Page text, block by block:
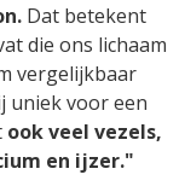
Dat betekent
die ons lichaam
vergelijkbaar
uniek voor een
ook veel vezels,
en ijzer."